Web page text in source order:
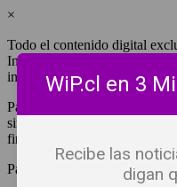
×
Todo el contenido digital
Independent Press Chile,
intelectual.
Para tener acceso a una
sin fines de lucro, debes ser
fines comerciales debes
Pagas una sola vez al año y
WiP.cl en 3
Recibe las
digan